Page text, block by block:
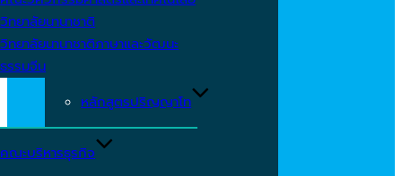
วิทยาลัยนานาชาติ
วิทยาลัยนานาชาติภาษาและวัฒนะ
ธรรมจีน
หลักสูตรปริญญาโท
คณะบริหารธุรกิจ